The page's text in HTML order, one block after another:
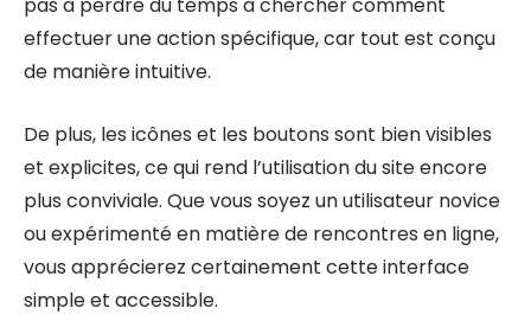
effectuer une action spécifique, car tout est conçu
de manière intuitive.
De plus, les icônes et les boutons sont bien visibles
et explicites, ce qui rend l’utilisation du site encore
plus conviviale. Que vous soyez un utilisateur novice
ou expérimenté en matière de rencontres en ligne,
vous apprécierez certainement cette interface
simple et accessible.